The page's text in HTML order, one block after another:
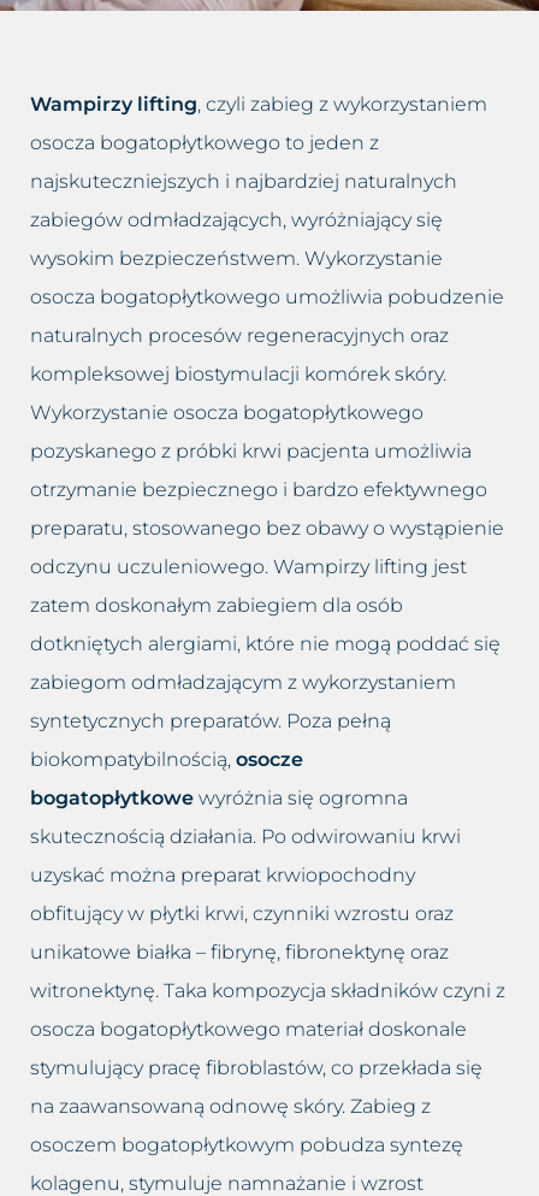
Dolina łez
Hirsutyzm
Krzywy nos, Garbaty nos
Nadmiar tkanki tłuszczowej
Opadające powieki i brwi
Opadnięte policzki
Plamy posłoneczne
Plamy starcze
Przebarwienia
Rozstępy
Rozszerzone naczynka
Tłusta cera
Trądzik różowaty
Utrata jędrności piersi
Worki i cienie pod oczami
Wypadanie włosów
Zapadnięta twarz
Zastoje limfatyczne
Zmarszczki
Leczenie bruksizmu
Leczenie migreny
Leczenie nadpotliwości
Leczenie trądziku różowatego
Lifting twarzy
Likwidacja drugiego podbródka
Modelowanie sylwetki
Oczyszczanie wodorowe
Odmładzanie biustu
Odmładzanie Twarzy
Peelingi chemiczne
Peeling kawitacyjny
Podnoszenie powiek lub brwi
Powiększanie ust
Usuwanie blizn
Usuwanie bruzd nosowo
wargowych
Usuwanie cellulitu
Usuwanie makijażu
permanentnego
Blog
Wampirzy lifting, czyli zabieg z wykorzystaniem
osocza bogatopłytkowego to jeden z
najskuteczniejszych i najbardziej naturalnych
zabiegów odmładzających, wyróżniający się
wysokim bezpieczeństwem. Wykorzystanie
osocza bogatopłytkowego umożliwia pobudzenie
naturalnych procesów regeneracyjnych oraz
kompleksowej biostymulacji komórek skóry.
Wykorzystanie osocza bogatopłytkowego
pozyskanego z próbki krwi pacjenta umożliwia
otrzymanie bezpiecznego i bardzo efektywnego
preparatu, stosowanego bez obawy o wystąpienie
odczynu uczuleniowego. Wampirzy lifting jest
zatem doskonałym zabiegiem dla osób
dotkniętych alergiami, które nie mogą poddać się
zabiegom odmładzającym z wykorzystaniem
syntetycznych preparatów. Poza pełną
biokompatybilnością, osocze
bogatopłytkowe wyróżnia się ogromna
skutecznością działania. Po odwirowaniu krwi
uzyskać można preparat krwiopochodny
obfitujący w płytki krwi, czynniki wzrostu oraz
unikatowe białka – fibrynę, fibronektynę oraz
witronektynę. Taka kompozycja składników czyni z
osocza bogatopłytkowego materiał doskonale
stymulujący pracę fibroblastów, co przekłada się
na zaawansowaną odnowę skóry. Zabieg z
osoczem bogatopłytkowym pobudza syntezę
kolagenu, stymuluje namnażanie i wzrost